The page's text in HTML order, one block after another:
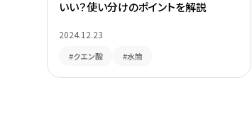
2024.12.23
いい？使い分けのポイントを解説
#クエン酸 #水筒